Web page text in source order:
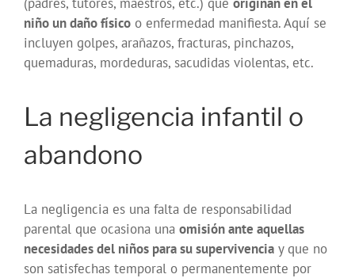
niño un daño físico o enfermedad manifiesta. Aquí se
incluyen golpes, arañazos, fracturas, pinchazos,
quemaduras, mordeduras, sacudidas violentas, etc.
La negligencia infantil o
abandono
La negligencia es una falta de responsabilidad
parental que ocasiona una omisión ante aquellas
necesidades del niños para su supervivencia y que no
son satisfechas temporal o permanentemente por